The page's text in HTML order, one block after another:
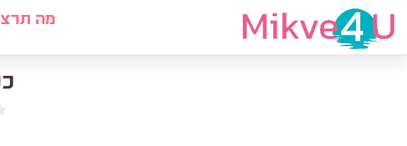
מהלוח